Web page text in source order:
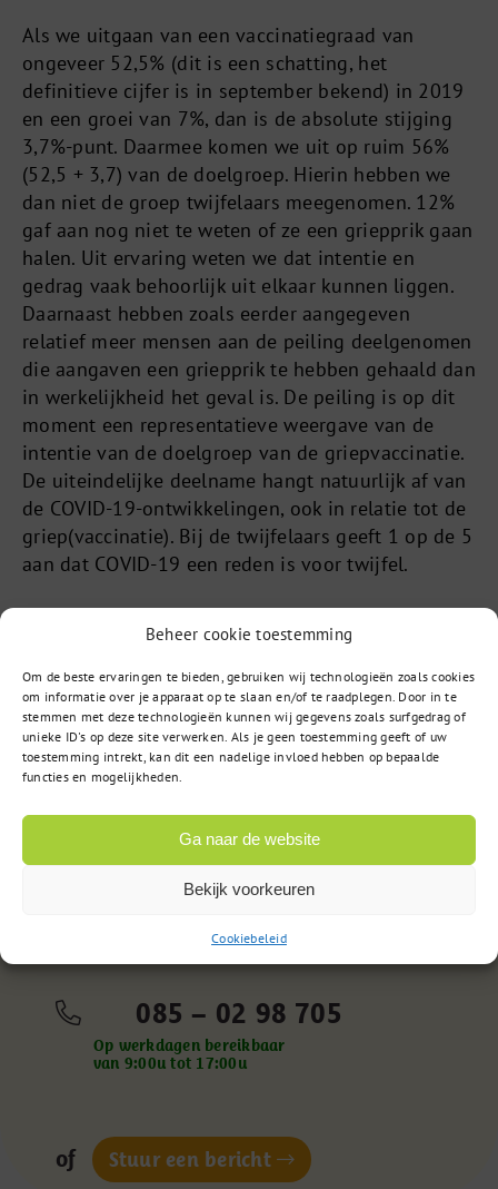
Beheer cookie toestemming
Om de beste ervaringen te bieden, gebruiken wij technologieën zoals cookies
om informatie over je apparaat op te slaan en/of te raadplegen. Door in te
stemmen met deze technologieën kunnen wij gegevens zoals surfgedrag of
unieke ID's op deze site verwerken. Als je geen toestemming geeft of uw
toestemming intrekt, kan dit een nadelige invloed hebben op bepaalde
functies en mogelijkheden.
Ga naar de website
Bekijk voorkeuren
Cookiebeleid
Als we uitgaan van een vaccinatiegraad van
ongeveer 52,5% (dit is een schatting, het
definitieve cijfer is in september bekend) in 2019
en een groei van 7%, dan is de absolute stijging
3,7%-punt. Daarmee komen we uit op ruim 56%
(52,5 + 3,7) van de doelgroep. Hierin hebben we
dan niet de groep twijfelaars meegenomen. 12%
gaf aan nog niet te weten of ze een griepprik gaan
halen. Uit ervaring weten we dat intentie en
gedrag vaak behoorlijk uit elkaar kunnen liggen.
Daarnaast hebben zoals eerder aangegeven
relatief meer mensen aan de peiling deelgenomen
die aangaven een griepprik te hebben gehaald dan
in werkelijkheid het geval is. De peiling is op dit
moment een representatieve weergave van de
intentie van de doelgroep van de griepvaccinatie.
De uiteindelijke deelname hangt natuurlijk af van
de COVID-19-ontwikkelingen, ook in relatie tot de
griep(vaccinatie). Bij de twijfelaars geeft 1 op de 5
aan dat COVID-19 een reden is voor twijfel.
griepvaccinatie
085 – 02 98 705
Op werkdagen bereikbaar
van 9:00u tot 17:00u
of Stuur een bericht